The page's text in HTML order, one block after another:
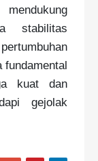
stabilitas
fundamental
kuat dan
gejolak